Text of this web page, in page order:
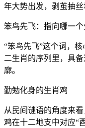
年大势出发，剥茧抽丝
笨鸟先飞：指向哪一个
“笨鸟先飞”这个词，
二生肖的序列里，具
廓。
勤勉化身的生肖鸡
从民间谜语的角度来看
鸡在十二地支中对应“